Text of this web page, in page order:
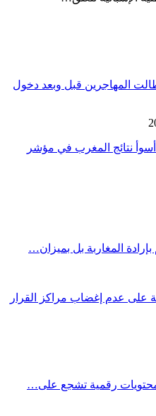
المهاجرين قبل وبعد دخول
يسجل أسوأ نتائج المغرب في مؤشر
المغاربة بل بميزان…
على عدم إغضاب مراكز القرار